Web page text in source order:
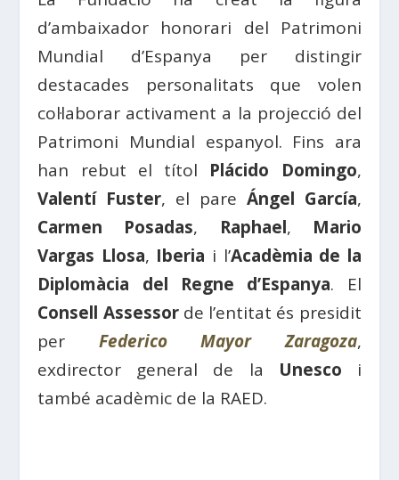
d’ambaixador honorari del Patrimoni
Mundial d’Espanya per distingir
destacades personalitats que volen
col·laborar activament a la projecció del
Patrimoni Mundial espanyol. Fins ara
han rebut el títol Plácido Domingo,
Valentí Fuster, el pare Ángel García,
Carmen Posadas, Raphael, Mario
Vargas Llosa, Iberia i l’Acadèmia de la
Diplomàcia del Regne d’Espanya. El
Consell Assessorde l’entitat és presidit
per Federico Mayor Zaragoza,
exdirector general de la Unesco i
també acadèmic de la RAED.